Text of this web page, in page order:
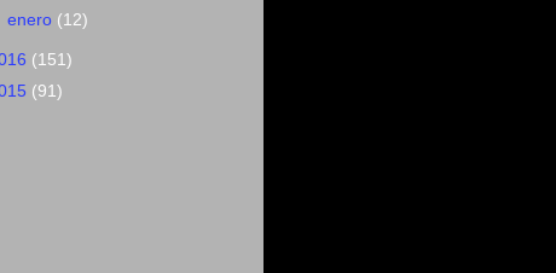
enero (12)
(151)
(91)